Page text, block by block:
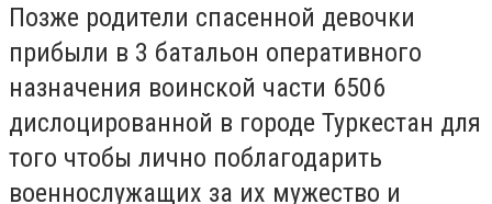
Позже родители спасенной девочки
прибыли в 3 батальон оперативного
назначения воинской части 6506
дислоцированной в городе Туркестан для
того чтобы лично поблагодарить
военнослужащих за их мужество и